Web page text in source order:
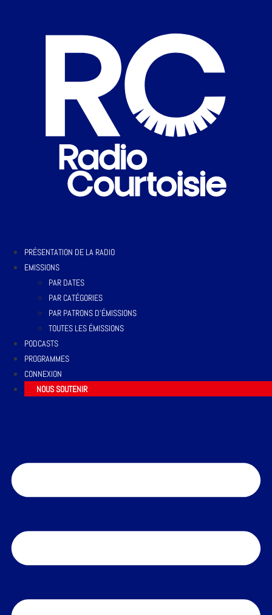
PRÉSENTATION DE LA RADIO
EMISSIONS
PAR DATES
PAR CATÉGORIES
PAR PATRONS D’ÉMISSIONS
TOUTES LES ÉMISSIONS
PODCASTS
PROGRAMMES
CONNEXION
NOUS SOUTENIR